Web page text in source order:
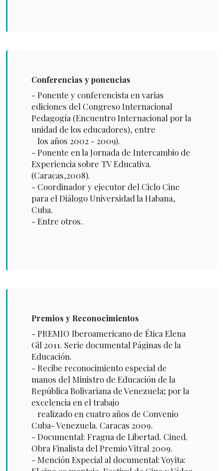
Conferencias y ponencias
- Ponente y conferencista en varias
ediciones del Congreso Internacional
Pedagogía (Encuentro Internacional por la
unidad de los educadores), entre
los años 2002 - 2009).
- Ponente en la Jornada de Intercambio de
Experiencia sobre TV Educativa.
(Caracas,2008).
- Coordinador y ejecutor del Ciclo Cine
para el Diálogo Universidad la Habana,
Cuba.
- Entre otros.
Premios y Reconocimientos
- PREMIO Iberoamericano de Ética Elena
Gil 2011. Serie documental Páginas de la
Educación.
- Recibe reconocimiento especial de
manos del Ministro de Educación de la
República Bolivariana de Venezuela; por la
excelencia en el trabajo
realizado en cuatro años de Convenio
Cuba- Venezuela. Caracas 2009.
- Documental: Fragua de Libertad. Cined.
Obra Finalista del Premio Vitral 2009.
- Mención Especial al documental: Yoyita: